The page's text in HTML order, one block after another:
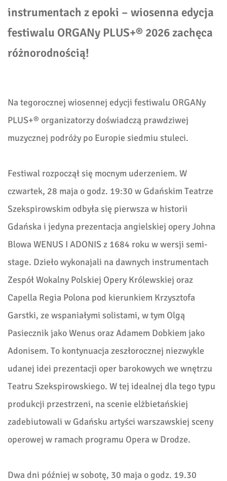
instrumentach z epoki – wiosenna edycja
festiwalu ORGANy PLUS+® 2026 zachęca
różnorodnością!
Na tegorocznej wiosennej edycji festiwalu ORGANy
PLUS+® organizatorzy doświadczą prawdziwej
muzycznej podróży po Europie siedmiu stuleci.
Festiwal rozpoczął się mocnym uderzeniem. W
czwartek, 28 maja o godz. 19:30 w Gdańskim Teatrze
Szekspirowskim odbyła się pierwsza w historii
Gdańska i jedyna prezentacja angielskiej opery Johna
Blowa WENUS I ADONIS z 1684 roku w wersji semi-
stage. Dzieło wykonajali na dawnych instrumentach
Zespół Wokalny Polskiej Opery Królewskiej oraz
Capella Regia Polona pod kierunkiem Krzysztofa
Garstki, ze wspaniałymi solistami, w tym Olgą
Pasiecznik jako Wenus oraz Adamem Dobkiem jako
Adonisem. To kontynuacja zeszłorocznej niezwykle
udanej idei prezentacji oper barokowych we wnętrzu
Teatru Szekspirowskiego. W tej idealnej dla tego typu
produkcji przestrzeni, na scenie elżbietańskiej
zadebiutowali w Gdańsku artyści warszawskiej sceny
operowej w ramach programu Opera w Drodze.
Dwa dni później w sobotę, 30 maja o godz. 19.30